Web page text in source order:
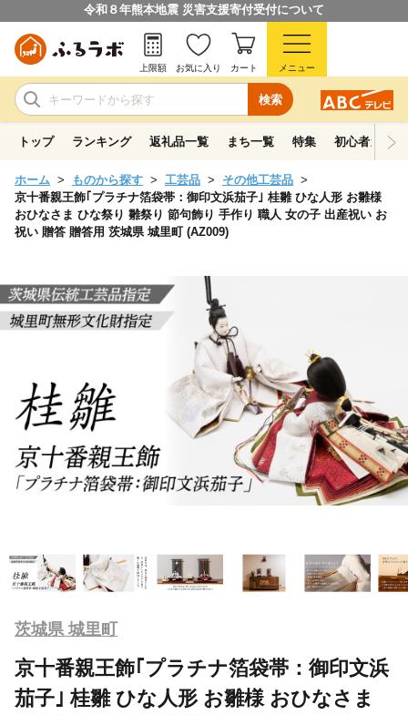
令和８年熊本地震 災害支援寄付受付について
検索
上限額 お気に入り カート メニュー
トップ ランキング 返礼品一覧 まち一覧 特集 初心者ガイド
ホーム ものから探す 工芸品
その他工芸品
京十番親王飾｢プラチナ箔袋帯：御印文浜茄子｣ 桂雛 ひな人形 お雛様
おひなさま ひな祭り 雛祭り 節句飾り 手作り 職人 女の子 出産祝い お
祝い 贈答 贈答用 茨城県 城里町 (AZ009)
茨城県 城里町
京十番親王飾｢プラチナ箔袋帯：御印文浜
茄子｣ 桂雛 ひな人形 お雛様 おひなさま